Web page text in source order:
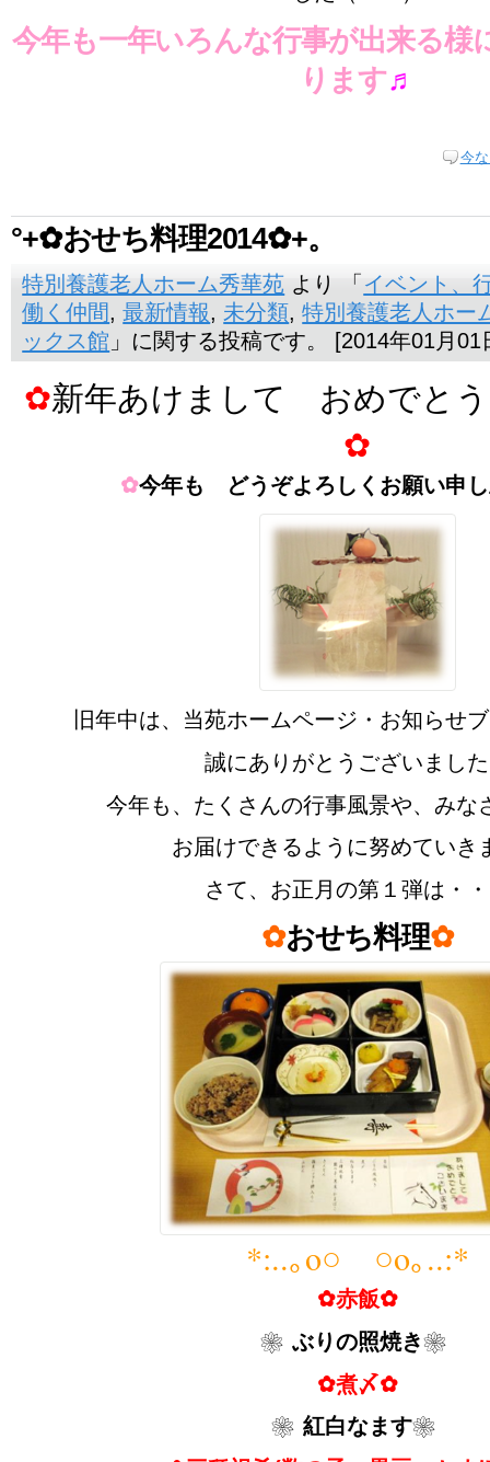
今年も一年いろんな行事が出来る様
ります♬
今
°+✿おせち料理2014✿+。
特別養護老人ホーム秀華苑 より 「 イベント、
働く仲間,最新情報,未分類,特別養護老人ホー
ックス館 」に関する投稿です。 [2014年01月01
✿新年あけまして おめでと
✿
✿今年も どうぞよろしくお願い申
旧年中は、当苑ホームページ・お知らせ
誠にありがとうございまし
今年も、たくさんの行事風景や、みな
お届けできるように努めていき
さて、お正月の第１弾は・
✿おせち料理✿
*:..｡o○ ○o｡..:*
✿赤飯✿
❀ぶりの照焼き❀
✿煮〆✿
❀紅白なます❀